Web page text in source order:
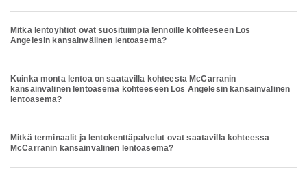
Mitkä lentoyhtiöt ovat suosituimpia lennoille kohteeseen Los
Angelesin kansainvälinen lentoasema?
Kuinka monta lentoa on saatavilla kohteesta McCarranin
kansainvälinen lentoasema kohteeseen Los Angelesin kansainvälinen
lentoasema?
Mitkä terminaalit ja lentokenttäpalvelut ovat saatavilla kohteessa
McCarranin kansainvälinen lentoasema?